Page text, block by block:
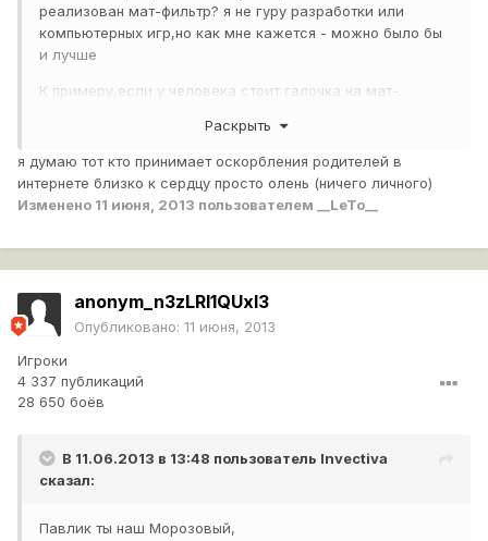
реализован мат-фильтр? я не гуру разработки или
компьютерных игр,но как мне кажется - можно было бы
и лучше
К примеру,если у человека стоит галочка на мат-
от того или иного пользователя он не видел все его
сообщения,дабы не возникали какие-либо конфликты
Сам не раз был в бане за матерные высказывания,но
вину осознаю,но когда дело доходит до оскорбления
Что думаете по этому поводу?
Раскрыть
я думаю тот кто принимает оскорбления родителей в
интернете близко к сердцу просто олень (ничего личного)
Изменено 11 июня, 2013 пользователем __LeTo__
anonym_n3zLRI1QUxl3
Опубликовано: 11 июня, 2013
Игроки
4 337 публикаций
28 650 боёв
В 11.06.2013 в 13:48 пользователь Invectiva
сказал:
Павлик ты наш Морозовый,